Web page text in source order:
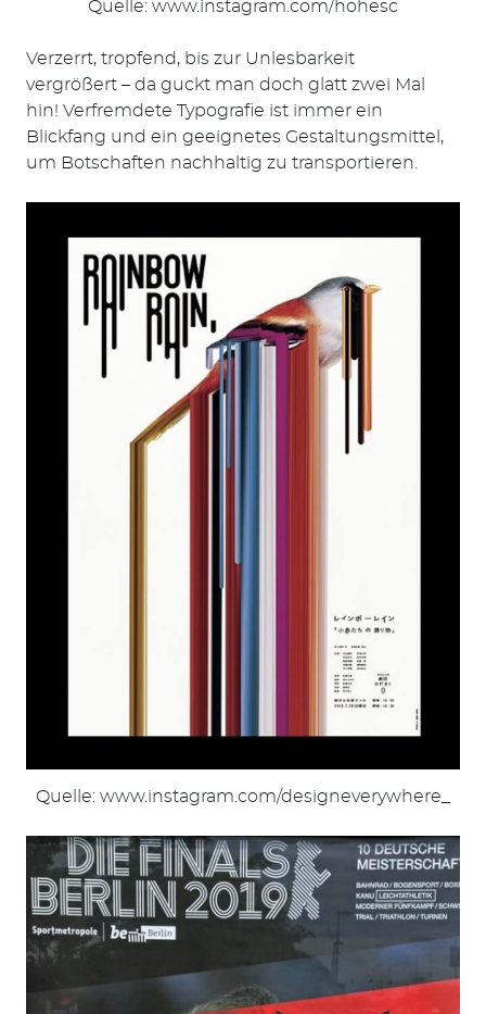
Suchen
nach:
Quelle: www.instagram.com/hohesc
Verzerrt, tropfend, bis zur Unlesbarkeit
vergrößert – da guckt man doch glatt zwei Mal
hin! Verfremdete Typografie ist immer ein
Blickfang und ein geeignetes Gestaltungsmittel,
um Botschaften nachhaltig zu transportieren.
Quelle: www.instagram.com/designeverywhere_